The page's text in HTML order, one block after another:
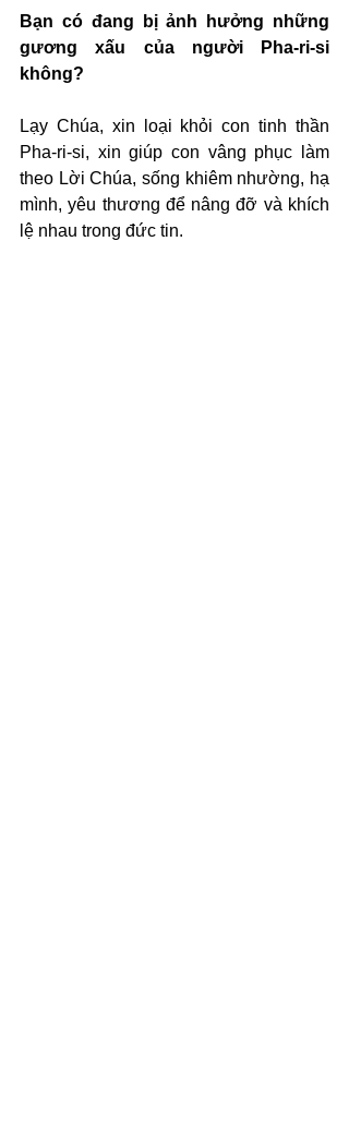
Bạn có đang bị ảnh hưởng những
gương xấu của người Pha-ri-si
không?
Lạy Chúa, xin loại khỏi con tinh thần
Pha-ri-si, xin giúp con vâng phục làm
theo Lời Chúa, sống khiêm nhường, hạ
mình, yêu thương để nâng đỡ và khích
lệ nhau trong đức tin.